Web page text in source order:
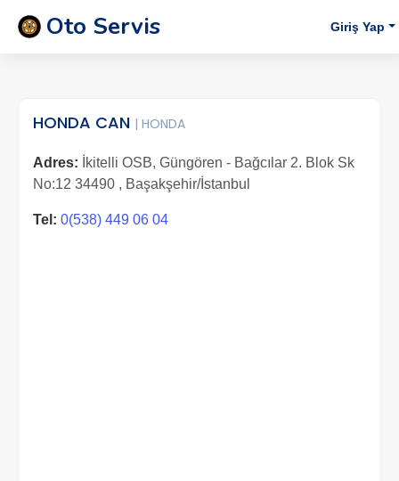
Oto Servis Giriş Yap
HONDA CAN | HONDA
Adres: İkitelli OSB, Güngören - Bağcılar 2. Blok Sk
No:12 34490 , Başakşehir/İstanbul
Tel: 0(538) 449 06 04